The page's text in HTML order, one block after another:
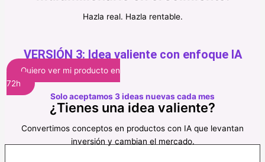
Hazla real. Hazla rentable.
VERSIÓN 3: Idea valiente con enfoque IA
Quiero ver mi producto en
72h
Solo aceptamos 3 ideas nuevas cada mes
¿Tienes una idea valiente?
Convertimos conceptos en productos con IA que levantan
inversión y cambian el mercado.